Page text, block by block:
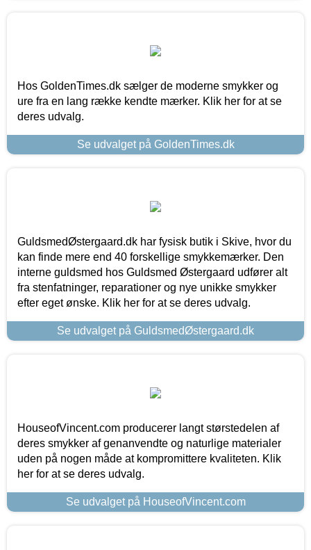
Hos GoldenTimes.dk sælger de moderne smykker og
ure fra en lang række kendte mærker. Klik her for at se
deres udvalg.
Se udvalget på GoldenTimes.dk
GuldsmedØstergaard.dk har fysisk butik i Skive, hvor du
kan finde mere end 40 forskellige smykkemærker. Den
interne guldsmed hos Guldsmed Østergaard udfører alt
fra stenfatninger, reparationer og nye unikke smykker
efter eget ønske. Klik her for at se deres udvalg.
Se udvalget på GuldsmedØstergaard.dk
HouseofVincent.com producerer langt størstedelen af
deres smykker af genanvendte og naturlige materialer
uden på nogen måde at kompromittere kvaliteten. Klik
her for at se deres udvalg.
Se udvalget på HouseofVincent.com